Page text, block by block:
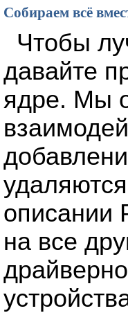
Собираем всё
Чтобы
давайте
ядре. Мы
описании
на все